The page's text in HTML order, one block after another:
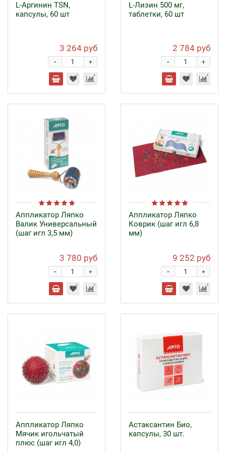
L-Аргинин TSN,
капсулы, 60 шт
3 264 руб
+
-
L-Лизин 500 мг,
таблетки, 60 шт
2 784 руб
+
-
Аппликатор Ляпко
Валик Универсальный
(шаг игл 3,5 мм)
3 780 руб
+
-
Аппликатор Ляпко
Коврик (шаг игл 6,8
мм)
9 252 руб
+
-
Аппликатор Ляпко
Мячик игольчатый
плюс (шаг игл 4,0)
Астаксантин Био,
капсулы, 30 шт.